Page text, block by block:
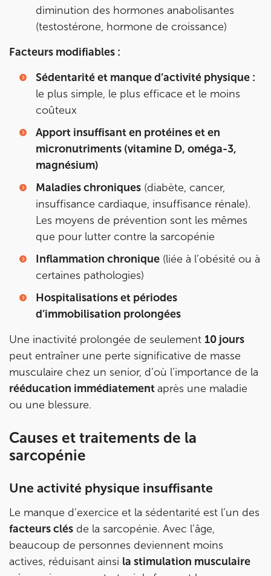
diminution des hormones anabolisantes
(testostérone, hormone de croissance)
Facteurs modifiables :
Sédentarité et manque d’activité physique :
le plus simple, le plus efficace et le moins
coûteux
Apport insuffisant en protéines et en
micronutriments (vitamine D, oméga-3,
magnésium)
Maladies chroniques (diabète, cancer,
insuffisance cardiaque, insuffisance rénale).
Les moyens de prévention sont les mêmes
que pour lutter contre la sarcopénie
Inflammation chronique (liée à l’obésité ou à
certaines pathologies)
Hospitalisations et périodes
d’immobilisation prolongées
Une inactivité prolongée de seulement 10 jours
peut entraîner une perte significative de masse
musculaire chez un senior, d’où l’importance de la
rééducation immédiatement après une maladie
ou une blessure.
Causes et traitements de la
sarcopénie
Une activité physique insuffisante
Le manque d’exercice et la sédentarité est l’un des
facteurs clés de la sarcopénie. Avec l’âge,
beaucoup de personnes deviennent moins
actives, réduisant ainsi la stimulation musculaire